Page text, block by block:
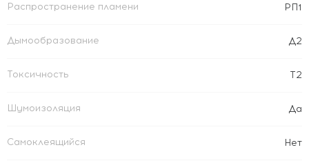
Распространение пламени РП1
Дымообразование Д2
Токсичность Т2
Шумоизоляция Да
Самоклеящийся Нет